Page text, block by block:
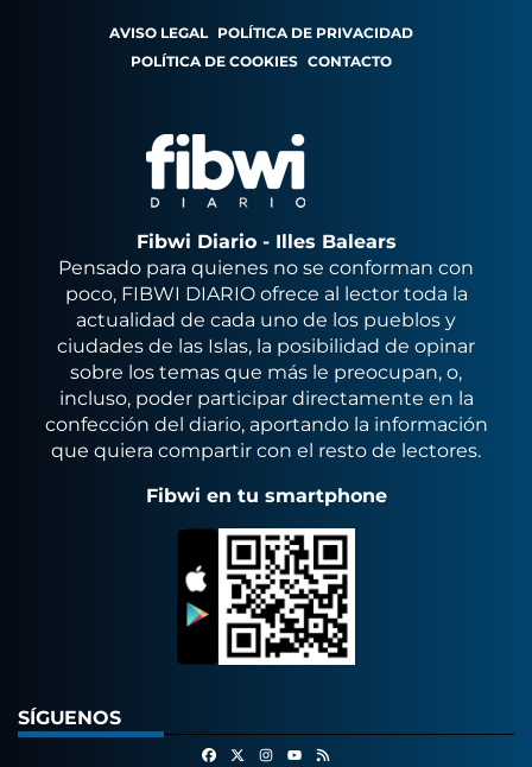
AVISO LEGAL POLÍTICA DE PRIVACIDAD
POLÍTICA DE COOKIES CONTACTO
Fibwi Diario - Illes Balears
Pensado para quienes no se conforman con
poco, FIBWI DIARIO ofrece al lector toda la
actualidad de cada uno de los pueblos y
ciudades de las Islas, la posibilidad de opinar
sobre los temas que más le preocupan, o,
incluso, poder participar directamente en la
confección del diario, aportando la información
que quiera compartir con el resto de lectores.
Fibwi en tu smartphone
SÍGUENOS
FacebookInstagram